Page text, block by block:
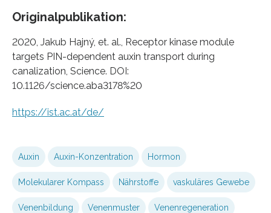
Originalpublikation:
2020, Jakub Hajný, et. al., Receptor kinase module
targets PIN-dependent auxin transport during
canalization, Science. DOI:
10.1126/science.aba3178%20
https://ist.ac.at/de/
Auxin Auxin-Konzentration Hormon
Molekularer Kompass Nährstoffe vaskuläres Gewebe
Venenbildung Venenmuster Venenregeneration